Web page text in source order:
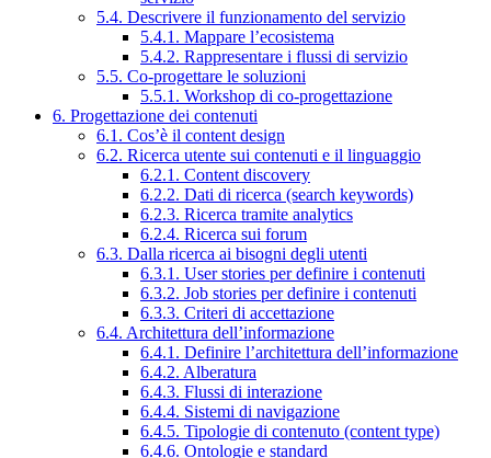
5.4. Descrivere il funzionamento del servizio
5.4.1. Mappare l’ecosistema
5.4.2. Rappresentare i flussi di servizio
5.5. Co-progettare le soluzioni
5.5.1. Workshop di co-progettazione
6. Progettazione dei contenuti
6.1. Cos’è il content design
6.2. Ricerca utente sui contenuti e il linguaggio
6.2.1. Content discovery
6.2.2. Dati di ricerca (search keywords)
6.2.3. Ricerca tramite analytics
6.2.4. Ricerca sui forum
6.3. Dalla ricerca ai bisogni degli utenti
6.3.1. User stories per definire i contenuti
6.3.2. Job stories per definire i contenuti
6.3.3. Criteri di accettazione
6.4. Architettura dell’informazione
6.4.1. Definire l’architettura dell’informazione
6.4.2. Alberatura
6.4.3. Flussi di interazione
6.4.4. Sistemi di navigazione
6.4.5. Tipologie di contenuto (content type)
6.4.6. Ontologie e standard